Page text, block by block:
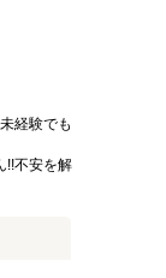
経験でも
!!不安を解